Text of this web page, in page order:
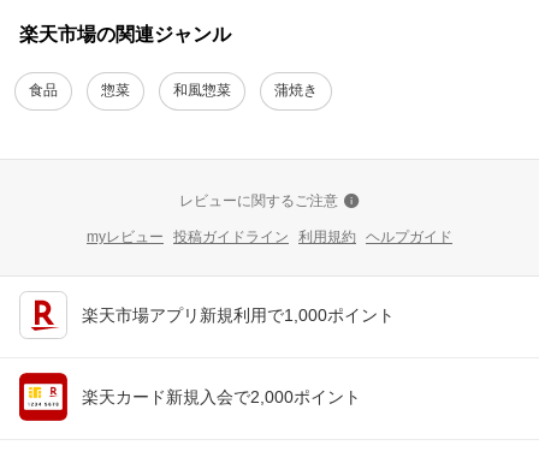
楽天市場の関連ジャンル
食品 惣菜 和風惣菜 蒲焼き
レビューに関するご注意
myレビュー 投稿ガイドライン 利用規約 ヘルプガイド
楽天市場アプリ新規利用で1,000ポイント
楽天カード新規入会で2,000ポイント